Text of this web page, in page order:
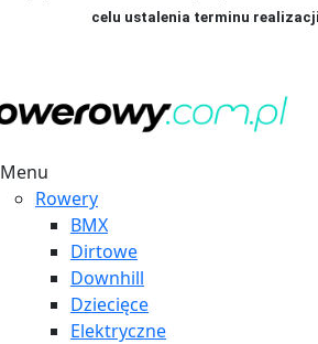
celu ustalenia terminu
Menu
Rowery
BMX
Dirtowe
Downhill
Dziecięce
Elektryczne